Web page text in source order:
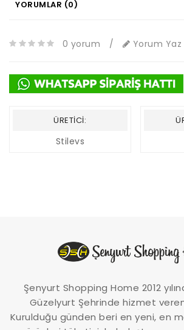
YORUMLAR (0)
0 yorum / Yorum Yaz
ÜRETICI:
Stilevs
Şenyurt Shopping Home 2012
Güzelyurt Şehrinde hizmet
Kurulduğu günden beri en yeni, en